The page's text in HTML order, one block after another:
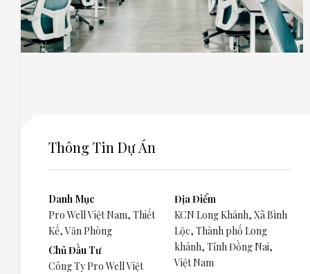
Thông Tin Dự Án
Danh Mục
Pro Well Việt Nam, Thiết
Kế,Văn Phòng
Chủ Đầu Tư
Công Ty Pro Well Việt
Địa Điểm
KCN Long Khánh, Xã Bình
Lộc, Thành phố Long
khánh, Tỉnh Đồng Nai,
Việt Nam